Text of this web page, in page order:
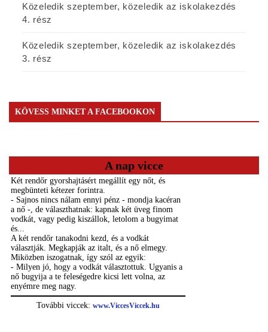
Közeledik szeptember, közeledik az iskolakezdés
4. rész
Közeledik szeptember, közeledik az iskolakezdés
3. rész
KÖVESS MINKET A FACEBOOKON
A nap vicce